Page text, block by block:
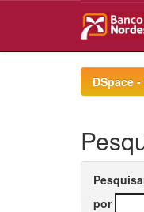
DSpace
por